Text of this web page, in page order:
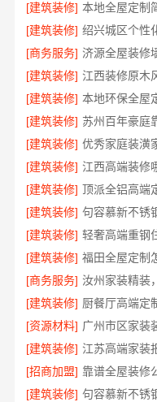
[建筑装修] 本地全屋定制
[建筑装修]
[商务服务] 济源全屋装修
[建筑装修]
[建筑装修]
[建筑装修] 苏州百年豪庭
[建筑装修]
[建筑装修]
[建筑装修] 顶派全铝高端
[建筑装修] 句容慕新不锈
[建筑装修] 轻奢高端重钢
[建筑装修]
[商务服务]
[建筑装修]
[资源材料] 广州市区家装
[建筑装修] 江苏高端家装
[招商加盟]
[建筑装修] 句容慕新不锈